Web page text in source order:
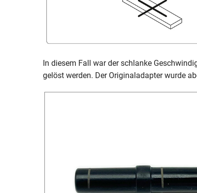
In diesem Fall war der schlanke
gelöst werden. Der Originaladapter wurde